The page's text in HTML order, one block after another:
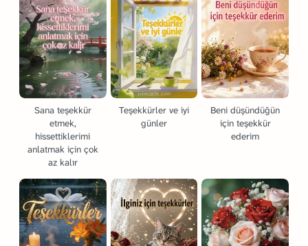
Sana teşekkür
etmek,
hissettiklerimi
anlatmak için çok
az kalır
Teşekkürler ve iyi
günler
Beni düşündüğün
için teşekkür
ederim